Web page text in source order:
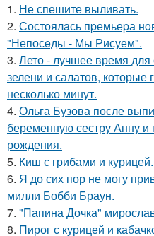
1. Не спешите выливать.
2. Состоялaсь пpемьеpа
"Непосeды - Мы Рисуем".
3. Лето - лучшее время
зелени и салатов, которые
несколько минут.
4. Ольга Бузова после
беременную сестру Анну и
рождения.
5. Киш с грибами и курицей.
6. Я до сих пор не могу
милли Бобби Браун.
7. "Папина Дочка"
8. Пирог с курицей и